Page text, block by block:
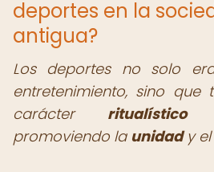
deportes en la
antigua?
Los deportes no solo
entretenimiento, sino que
carácter
promoviendo la unidady el